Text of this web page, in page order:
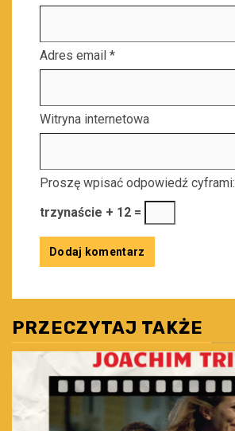
Adres email *
Witryna internetowa
Proszę wpisać odpowiedź cyframi:
trzynaście + 12 =
PRZECZYTAJ TAKŻE